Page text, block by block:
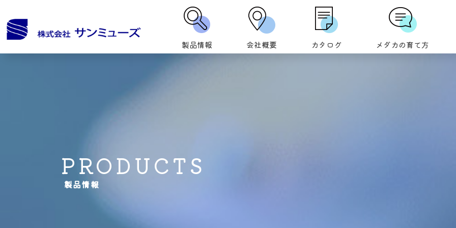
製品情報 会社概要 カタログ メダカの育て方
PRODUCTS
製品情報